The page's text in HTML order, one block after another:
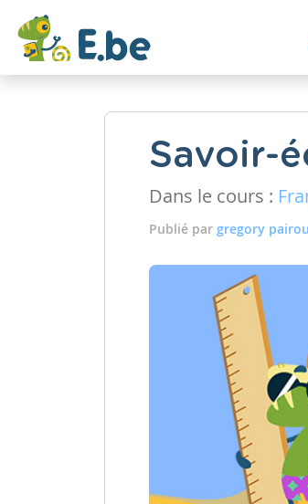
Savoir-
Dans le cours :
Publié par gregory